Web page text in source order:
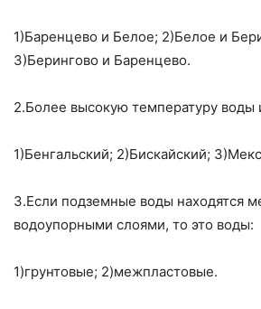
1)Баренцево и Белое; 2)Белое и
3)Берингово и Баренцево.
2.Более высокую температуру воды
1)Бенгальский; 2)Бискайский;
3.Если подземные воды находятся
водоупорными слоями, то это воды:
1)грунтовые; 2)межпластовые.